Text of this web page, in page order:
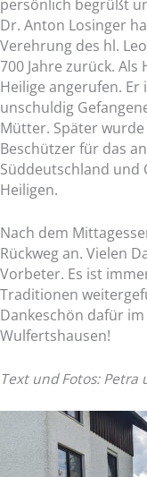
persönlich begrüßt
Dr. Anton Losinger
Verehrung des hl.
700 Jahre zurück.
Heilige angerufen.
unschuldig
Mütter. Später
Beschützer für das
Süddeutschland und
Heiligen.
Nach dem
Rückweg an. Vielen
Vorbeter. Es ist
Traditionen
Dankeschön dafür
Wulfertshausen!
Text und Fotos: Petra